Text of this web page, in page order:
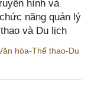
hình và
năng quản lý
và Du lịch
hóa-Thể thao-Du